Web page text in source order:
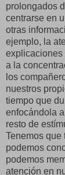
prolongados
centrarse en
otras
ejemplo, la
explicaciones
a la
los
nuestros
tiempo que
enfocándola
resto de
Tenemos que
podemos
podemos
atención en